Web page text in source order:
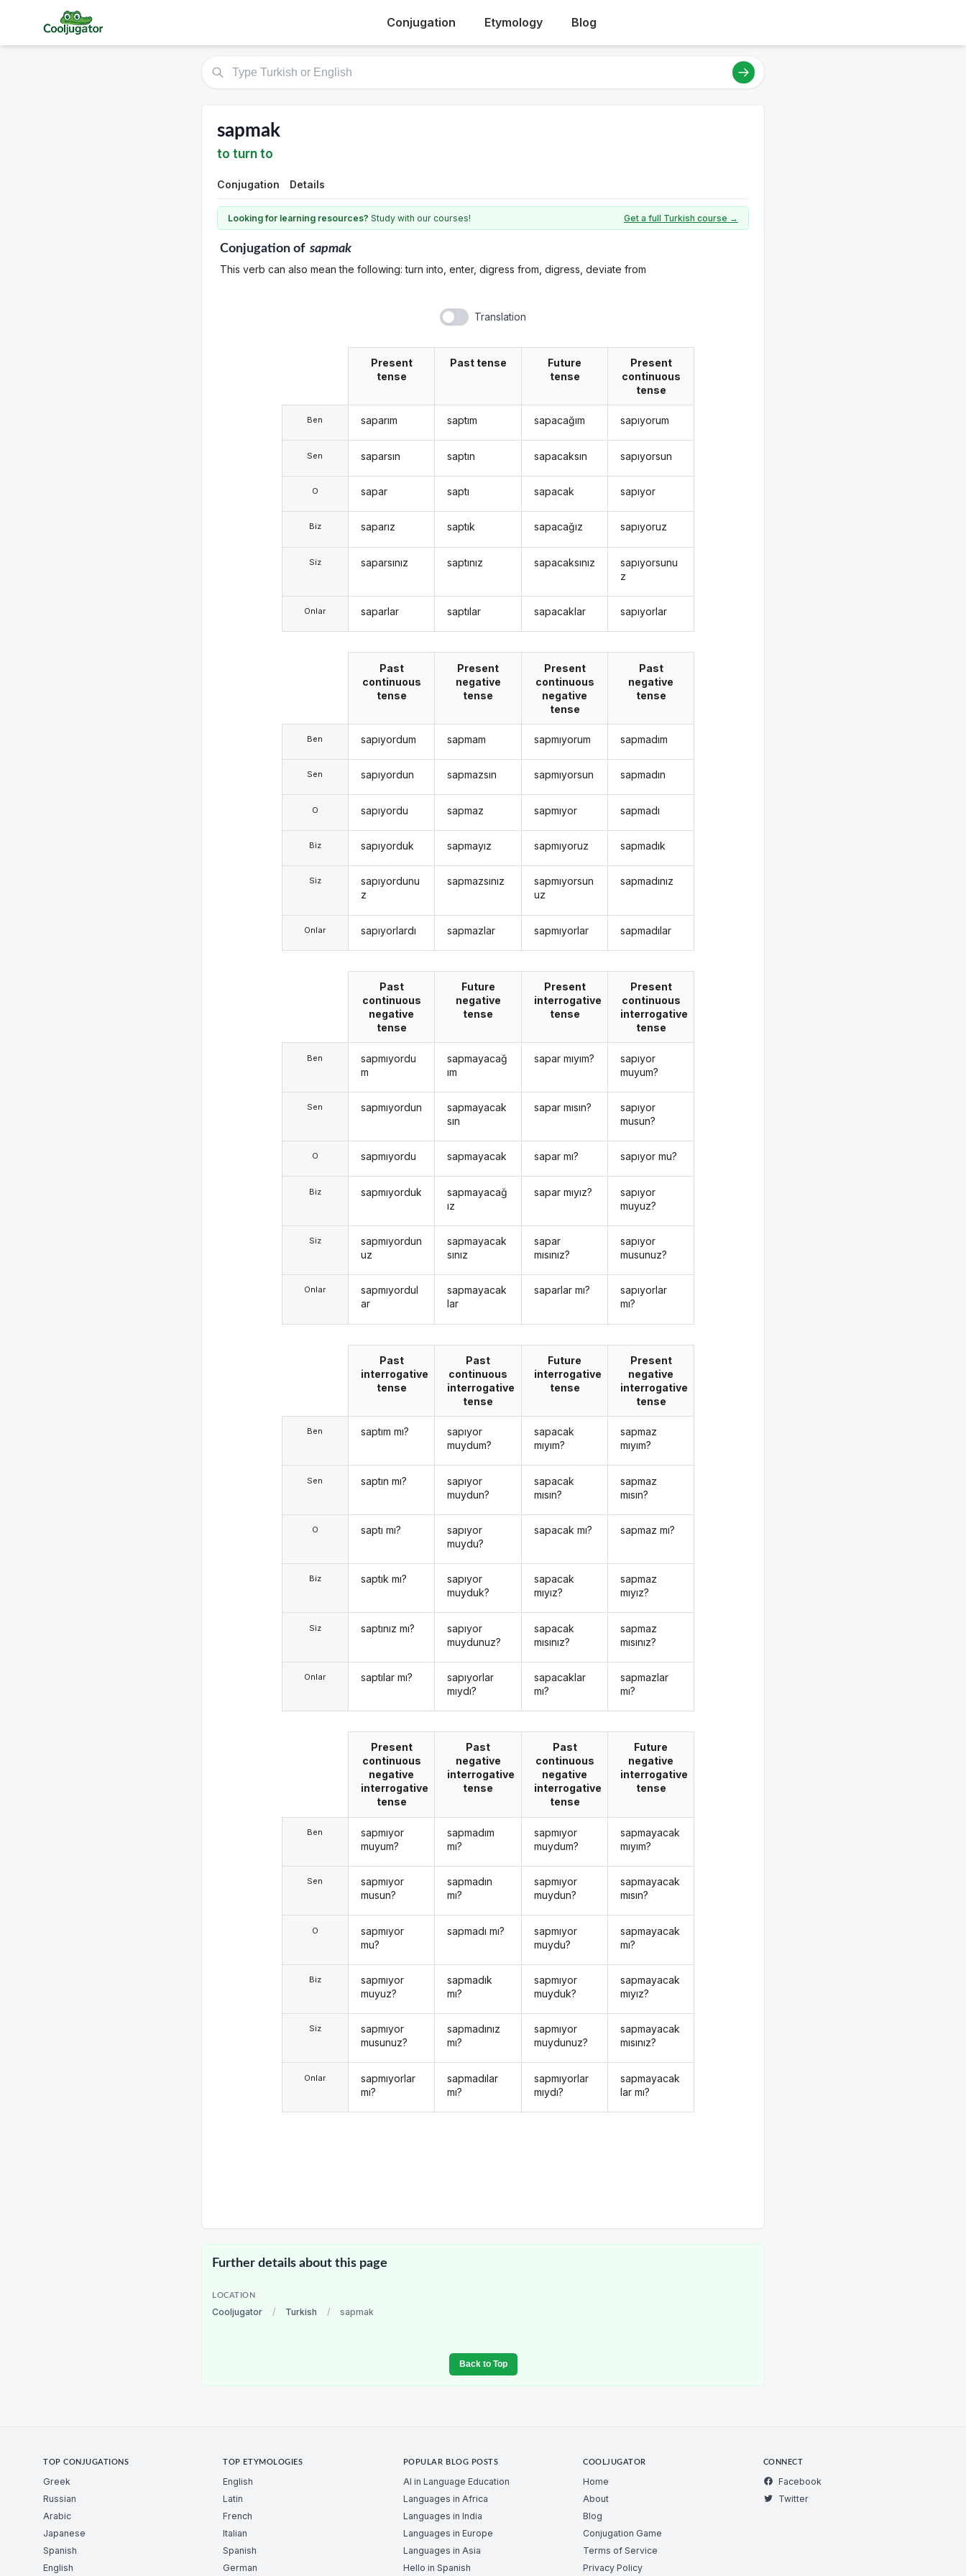
Conjugation Etymology Blog
sapmak
to turn to
Conjugation Details
Looking for learning resources? Study with our courses! Get a full Turkish course →
Conjugationof sapmak
This verb can also mean the following: turn into, enter, digress from, digress, deviate from
Translation
Ben
Sen
O
Biz
Siz
Onlar
Present
tense
saparım
saparsın
sapar
saparız
saparsınız
saparlar
Past tense
saptım
saptın
saptı
saptık
saptınız
saptılar
Future
tense
sapacağım
sapacaksın
sapacak
sapacağız
sapacaksınız
sapacaklar
Present
continuous
tense
sapıyorum
sapıyorsun
sapıyor
sapıyoruz
sapıyorsunu
z
sapıyorlar
Ben
Sen
O
Biz
Siz
Onlar
Past
continuous
tense
sapıyordum
sapıyordun
sapıyordu
sapıyorduk
sapıyordunu
z
sapıyorlardı
Present
negative
tense
sapmam
sapmazsın
sapmaz
sapmayız
sapmazsınız
sapmazlar
Present
continuous
negative
tense
sapmıyorum
sapmıyorsun
sapmıyor
sapmıyoruz
sapmıyorsun
uz
sapmıyorlar
Past
negative
tense
sapmadım
sapmadın
sapmadı
sapmadık
sapmadınız
sapmadılar
Ben
Sen
O
Biz
Siz
Onlar
Past
continuous
negative
tense
sapmıyordu
m
sapmıyordun
sapmıyordu
sapmıyorduk
sapmıyordun
uz
sapmıyordul
ar
Future
negative
tense
sapmayacağ
ım
sapmayacak
sın
sapmayacak
sapmayacağ
ız
sapmayacak
sınız
sapmayacak
lar
Present
interrogative
tense
sapar mıyım?
sapar mısın?
sapar mı?
sapar mıyız?
sapar
mısınız?
saparlar mı?
Present
continuous
interrogative
tense
sapıyor
muyum?
sapıyor
musun?
sapıyor mu?
sapıyor
muyuz?
sapıyor
musunuz?
sapıyorlar
mı?
Ben
Sen
O
Biz
Siz
Onlar
Past
interrogative
tense
saptım mı?
saptın mı?
saptı mı?
saptık mı?
saptınız mı?
saptılar mı?
Past
continuous
interrogative
tense
sapıyor
muydum?
sapıyor
muydun?
sapıyor
muydu?
sapıyor
muyduk?
sapıyor
muydunuz?
sapıyorlar
mıydı?
Future
interrogative
tense
sapacak
mıyım?
sapacak
mısın?
sapacak mı?
sapacak
mıyız?
sapacak
mısınız?
sapacaklar
mı?
Present
negative
interrogative
tense
sapmaz
mıyım?
sapmaz
mısın?
sapmaz mı?
sapmaz
mıyız?
sapmaz
mısınız?
sapmazlar
mı?
Ben
Sen
O
Biz
Siz
Onlar
Present
continuous
negative
interrogative
tense
sapmıyor
muyum?
sapmıyor
musun?
sapmıyor
mu?
sapmıyor
muyuz?
sapmıyor
musunuz?
sapmıyorlar
mı?
Past
negative
interrogative
tense
sapmadım
mı?
sapmadın
mı?
sapmadı mı?
sapmadık
mı?
sapmadınız
mı?
sapmadılar
mı?
Past
continuous
negative
interrogative
tense
sapmıyor
muydum?
sapmıyor
muydun?
sapmıyor
muydu?
sapmıyor
muyduk?
sapmıyor
muydunuz?
sapmıyorlar
mıydı?
Future
negative
interrogative
tense
sapmayacak
mıyım?
sapmayacak
mısın?
sapmayacak
mı?
sapmayacak
mıyız?
sapmayacak
mısınız?
sapmayacak
lar mı?
Further details about this page
LOCATION
Cooljugator / Turkish / sapmak
Back to Top
TOP CONJUGATIONS
Greek
Russian
Arabic
Japanese
Spanish
English
TOP ETYMOLOGIES
English
Latin
French
Italian
Spanish
German
POPULAR BLOG POSTS
AI in Language Education
Languages in Africa
Languages in India
Languages in Europe
Languages in Asia
Hello in Spanish
COOLJUGATOR
Home
About
Blog
Conjugation Game
Terms of Service
Privacy Policy
CONNECT
Facebook
Twitter